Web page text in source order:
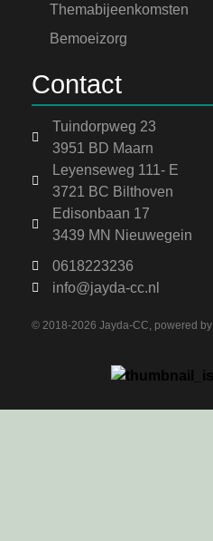
Themabijeenkomsten
Bemoeizorg
Contact
Tuindorpweg 23
3951 BD Maarn
Leyenseweg 111- E
3721 BC Bilthoven
Edisonbaan 17
3439 MN Nieuwegein
0618223236
info@jayda-cc.nl
© 2018-2026 Jayda-CC, powered by